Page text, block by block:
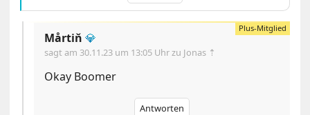
Mårtiň 💎
sagt am 30.11.23 um 13:05 Uhrzu Jonas ⇡
Okay Boomer
Antworten